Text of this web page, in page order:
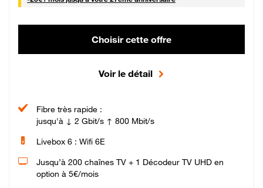
Choisir cette offre
Voir le détail
Fibre très rapide :
jusqu'à ↓ 2 Gbit/s ↑ 800 Mbit/s
Livebox 6 : Wifi 6E
Jusqu’à 200 chaînes TV + 1 Décodeur TV UHD en
option à 5€/mois